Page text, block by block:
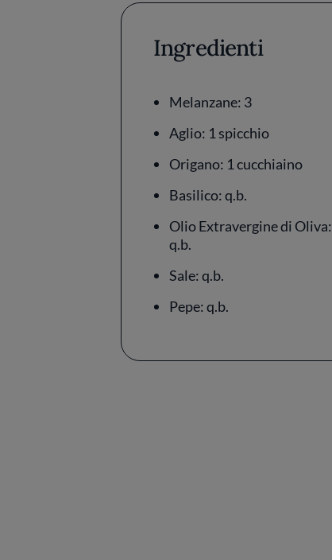
Ingredienti
Melanzane: 3
Aglio: 1 spicchio
Origano: 1 cucchiaino
Basilico: q.b.
Olio Extravergine di Oliva:
q.b.
Sale: q.b.
Pepe: q.b.